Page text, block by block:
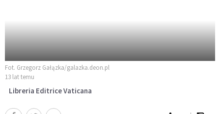
Fot. Grzegorz Gałązka/galazka.deon.pl
13 lat temu
Libreria Editrice Vaticana